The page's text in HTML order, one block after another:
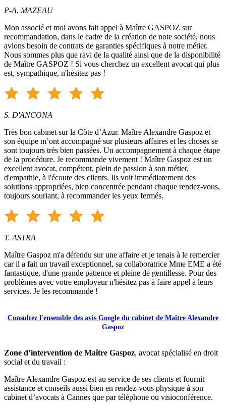
P-A. MAZEAU
Mon associé et moi avons fait appel à Maître GASPOZ sur
recommandation, dans le cadre de la création de note société, nous
avions besoin de contrats de garanties spécifiques à notre métier.
Nous sommes plus que ravi de la qualité ainsi que de la disponibilité
de Maître GASPOZ ! Si vous cherchez un excellent avocat qui plus
est, sympathique, n'hésitez pas !
S. D'ANCONA
Très bon cabinet sur la Côte d’Azur. Maître Alexandre Gaspoz et
son équipe m’ont accompagné sur plusieurs affaires et les choses se
sont toujours très bien passées. Un accompagnement à chaque étape
de la procédure. Je recommande vivement ! Maître Gaspoz est un
excellent avocat, compétent, plein de passion à son métier,
d'empathie, à l'écoute des clients. Ils voit immédiatement des
solutions appropriées, bien concentrée pendant chaque rendez-vous,
toujours souriant, à recommander les yeux fermés.
T. ASTRA
Maître Gaspoz m'a défendu sur une affaire et je tenais à le remercier
car il a fait un travail exceptionnel, sa collaboratrice Mme EME a été
fantastique, d'une grande patience et pleine de gentillesse. Pour des
problèmes avec votre employeur n'hésitez pas à faire appel à leurs
services. Je les recommande !
Consultez l'ensemble des avis Google du cabinet de Maître Alexandre
Gaspoz
Zone d’intervention de Maître Gaspoz, avocat spécialisé en droit
social et du travail :
Maître Alexandre Gaspoz est au service de ses clients et fournit
assistance et conseils aussi bien en rendez-vous physique à son
cabinet d’avocats à Cannes que par téléphone ou visioconférence.